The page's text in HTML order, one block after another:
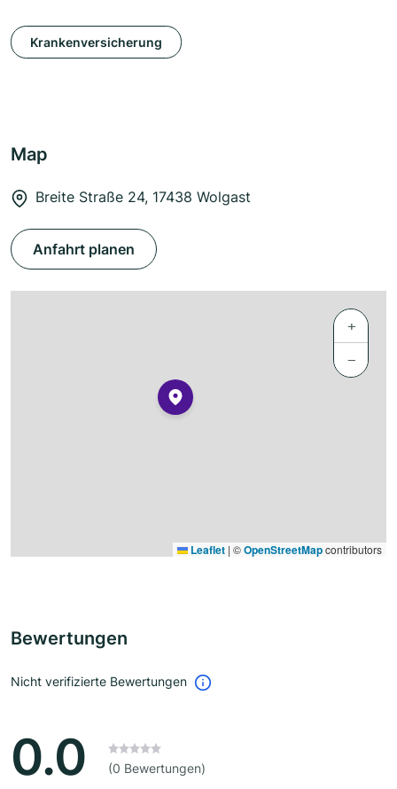
Krankenversicherung
Map
Breite Straße 24, 17438 Wolgast
Anfahrt planen
+
−
Leaflet | ©OpenStreetMapcontributors
Bewertungen
Nicht verifizierte Bewertungen
0.0 (0 Bewertungen)